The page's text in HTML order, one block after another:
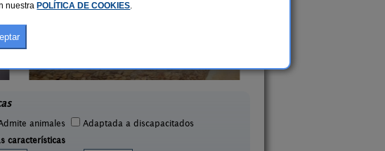
animales
Adaptada a discapacitados
características
nuestra POLÍTICA DE COOKIES.